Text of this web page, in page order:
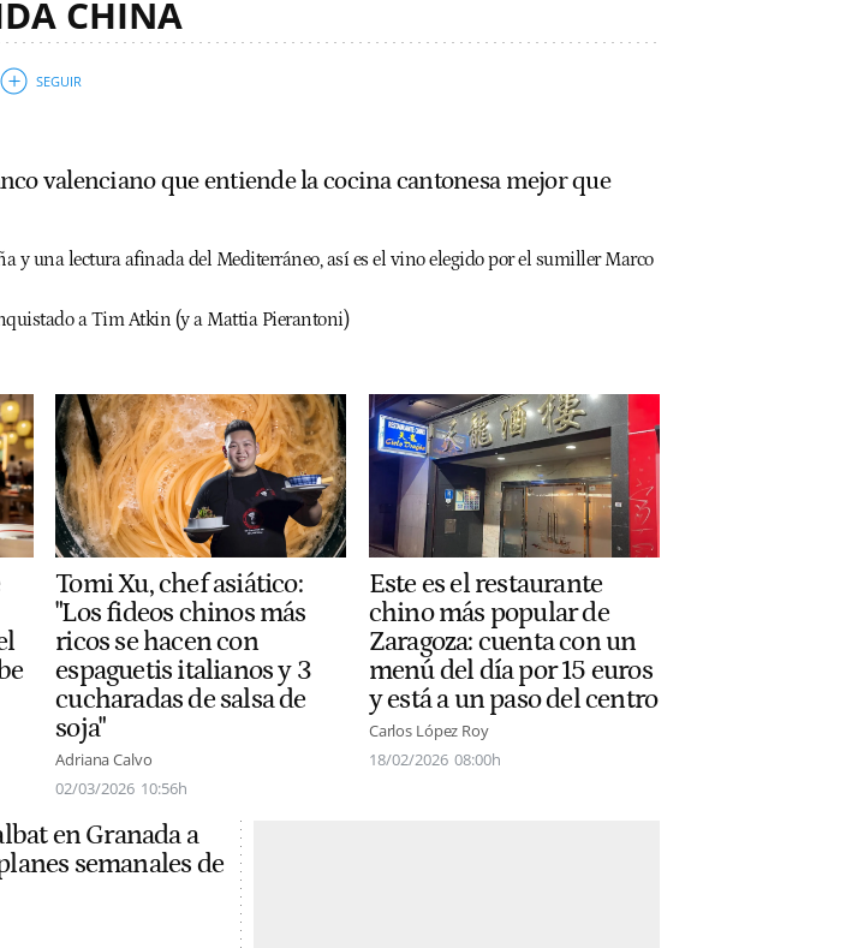
CHINA
valenciano que entiende la cocina cantonesa mejor que
y una lectura afinada del Mediterráneo, así es el vino elegido por el sumiller Marco
a Tim Atkin (y a Mattia Pierantoni)
Tomi Xu, chef asiático:
"Los fideos chinos más
ricos se hacen con
espaguetis italianos y 3
cucharadas de salsa de
soja"
Adriana Calvo
02/03/2026 10:56h
Este es el restaurante
chino más popular de
Zaragoza: cuenta con un
menú del día por 15 euros
y está a un paso del centro
Carlos López Roy
18/02/2026 08:00h
en Granada a
semanales de